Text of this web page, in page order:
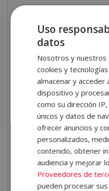
ejercicios de
seguimiento autónomo del
proporciona acceso a un
sobre lametodología de
funcionamiento del
relacionados con la
Salidas
El Máster en Terapia de
en Meditación y
oportunidades
desarrollar su perfil en
Uso
datos
Nosotros y nuestros
cookies y
almacenar y acceder
dispositivo y
como su dirección
únicos y datos de
ofrecer anuncios y
personalizados,
contenido, obtener
audiencia y mejorar
Proveedores de
pueden procesar